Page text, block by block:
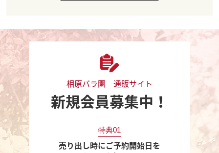
相原バラ園 通販サイト
新規会員募集中！
特典01
売り出し時にご予約開始日を